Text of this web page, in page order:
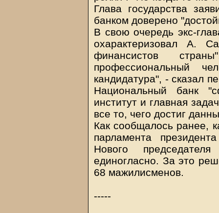
Глава государства
банком доверено
В свою очередь экс-
охарактеризовал А.
финансистов
профессиональный
кандидатура", - сказал
Национальный банк
институт и главная
все то, чего достиг
Как сообщалось ранее,
парламента
Нового
единогласно. За это
68 мажилисменов.
-----